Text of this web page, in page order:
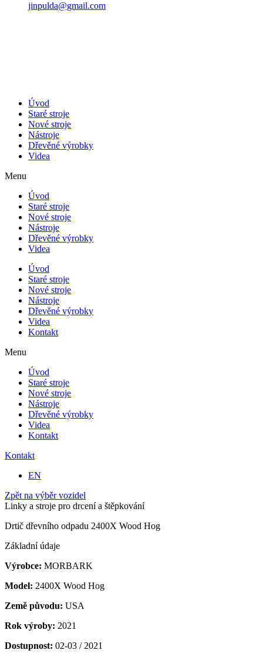
jinpulda@gmail.com
Úvod
Staré stroje
Nové stroje
Nástroje
Dřevěné výrobky
Videa
Menu
Úvod
Staré stroje
Nové stroje
Nástroje
Dřevěné výrobky
Videa
Úvod
Staré stroje
Nové stroje
Nástroje
Dřevěné výrobky
Videa
Kontakt
Menu
Úvod
Staré stroje
Nové stroje
Nástroje
Dřevěné výrobky
Videa
Kontakt
Kontakt
EN
Zpět na výběr vozidel
Linky a stroje pro drcení a štěpkování
Drtič dřevního odpadu 2400X Wood Hog
Základní údaje
Výrobce: MORBARK
Model: 2400X Wood Hog
Země původu: USA
Rok výroby: 2021
Dostupnost: 02-03 / 2021